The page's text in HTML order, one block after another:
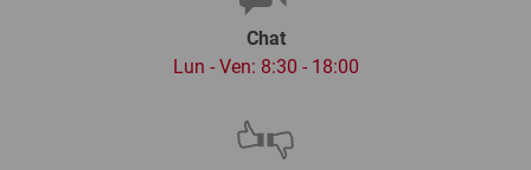
Chat
Lun - Ven: 8:30 - 18:00